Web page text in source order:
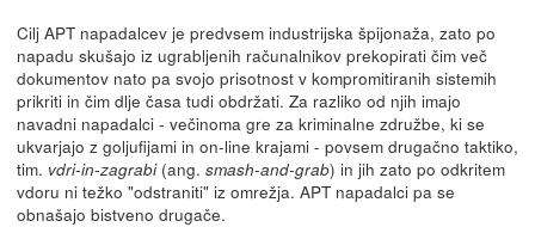
Cilj APT napadalcev je predvsem industrijska špijonaža, zato po
napadu skušajo iz ugrabljenih računalnikov prekopirati čim več
dokumentov nato pa svojo prisotnost v kompromitiranih sistemih
prikriti in čim dlje časa tudi obdržati. Za razliko od njih imajo
navadni napadalci - večinoma gre za kriminalne združbe, ki se
ukvarjajo z goljufijami in on-line krajami - povsem drugačno taktiko,
tim. vdri-in-zagrabi(ang. smash-and-grab) in jih zato po odkritem
vdoru ni težko "odstraniti" iz omrežja. APT napadalci pa se
obnašajo bistveno drugače.